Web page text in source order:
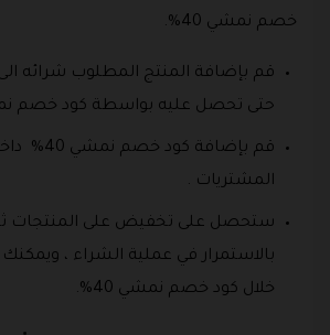
خصم نمشي 40%.
قم بإضافة المنتج المطلوب شرائه
حتى تحصل عليه بواسطة كود خصم
قم بإضافة كود
المشتريات .
ستحصل على تخفيض على المنتجات
بالاستمرار في عملية الشراء ،
خلال كود خصم نمشي 40%.